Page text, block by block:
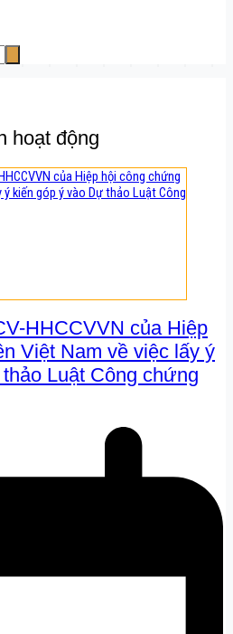
hoạt động
HHCCVVN của Hiệp
Việt Nam về việc lấy ý
Luật Công chứng